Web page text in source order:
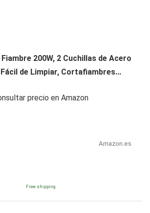
200W, 2 Cuchillas de Acero
de Limpiar, Cortafiambres...
precio en Amazon
Amazon.es
Free shipping